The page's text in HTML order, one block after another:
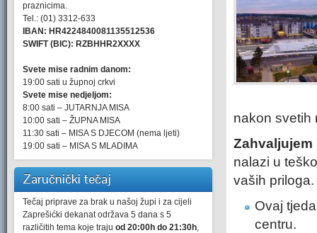
praznicima.
Tel.: (01) 3312-633
IBAN: HR4224840081135512536
SWIFT (BIC): RZBHHR2XXXX
Svete mise radnim danom:
19:00 sati u župnoj crkvi
Svete mise nedjeljom:
8:00 sati – JUTARNJA MISA
10:00 sati – ŽUPNA MISA
11:30 sati – MISA S DJECOM (nema ljeti)
19:00 sati – MISA S MLADIMA
Zaručnički tečaj
Tečaj priprave za brak u našoj župi i za cijeli
Zaprešićki dekanat održava 5 dana s 5
različitih tema koje traju od 20:00h do 21:30h,
nakon svetih
nalazi u
vaših priloga.
Ovaj
centru.